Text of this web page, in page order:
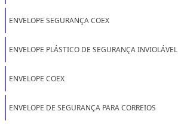
ENVELOPE SEGURANÇA COEX
ENVELOPE PLÁSTICO DE SEGURANÇA INVIOLÁVEL
ENVELOPE COEX
ENVELOPE DE SEGURANÇA PARA CORREIOS